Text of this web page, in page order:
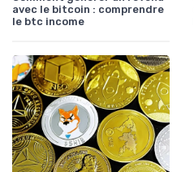
avec le bitcoin : comprendre
le btc income